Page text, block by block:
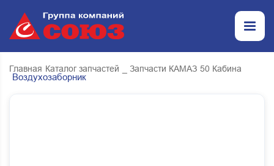
Главная Каталог запчастей _ Запчасти КАМАЗ 50 Кабина
Воздухозаборник